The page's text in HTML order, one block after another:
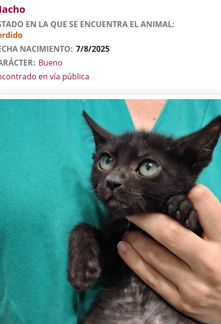
EN LA QUE SE ENCUENTRA EL ANIMAL
NACIMIENTO 7/8/2025
Bueno
en vía pública